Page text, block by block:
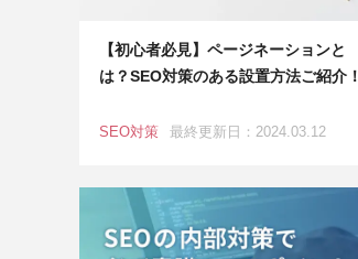
【初心者必見】ページネーションと
は？SEO対策のある設置方法ご紹介！
SEO対策 最終更新日：2024.03.12